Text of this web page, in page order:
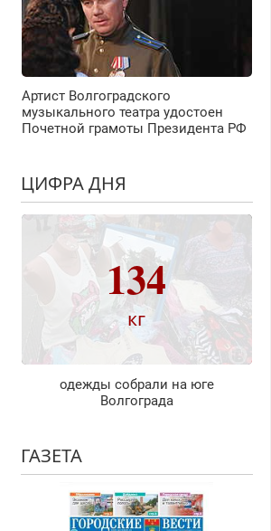
Артист Волгоградского
музыкального театра удостоен
Почетной грамоты Президента РФ
ЦИФРА ДНЯ
134
кг
одежды собрали на юге
Волгограда
ГАЗЕТА